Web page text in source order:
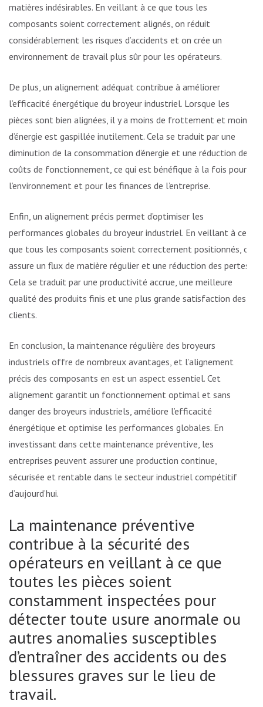
matières indésirables. En veillant à ce que tous les
composants soient correctement alignés, on réduit
considérablement les risques d’accidents et on crée un
environnement de travail plus sûr pour les opérateurs.
De plus, un alignement adéquat contribue à améliorer
l’efficacité énergétique du broyeur industriel. Lorsque les
pièces sont bien alignées, il y a moins de frottement et moins
d’énergie est gaspillée inutilement. Cela se traduit par une
diminution de la consommation d’énergie et une réduction des
coûts de fonctionnement, ce qui est bénéfique à la fois pour
l’environnement et pour les finances de l’entreprise.
Enfin, un alignement précis permet d’optimiser les
performances globales du broyeur industriel. En veillant à ce
que tous les composants soient correctement positionnés, on
assure un flux de matière régulier et une réduction des pertes.
Cela se traduit par une productivité accrue, une meilleure
qualité des produits finis et une plus grande satisfaction des
clients.
En conclusion, la maintenance régulière des broyeurs
industriels offre de nombreux avantages, et l’alignement
précis des composants en est un aspect essentiel. Cet
alignement garantit un fonctionnement optimal et sans
danger des broyeurs industriels, améliore l’efficacité
énergétique et optimise les performances globales. En
investissant dans cette maintenance préventive, les
entreprises peuvent assurer une production continue,
sécurisée et rentable dans le secteur industriel compétitif
d’aujourd’hui.
La maintenance préventive
contribue à la sécurité des
opérateurs en veillant à ce que
toutes les pièces soient
constamment inspectées pour
détecter toute usure anormale ou
autres anomalies susceptibles
d’entraîner des accidents ou des
blessures graves sur le lieu de
travail.